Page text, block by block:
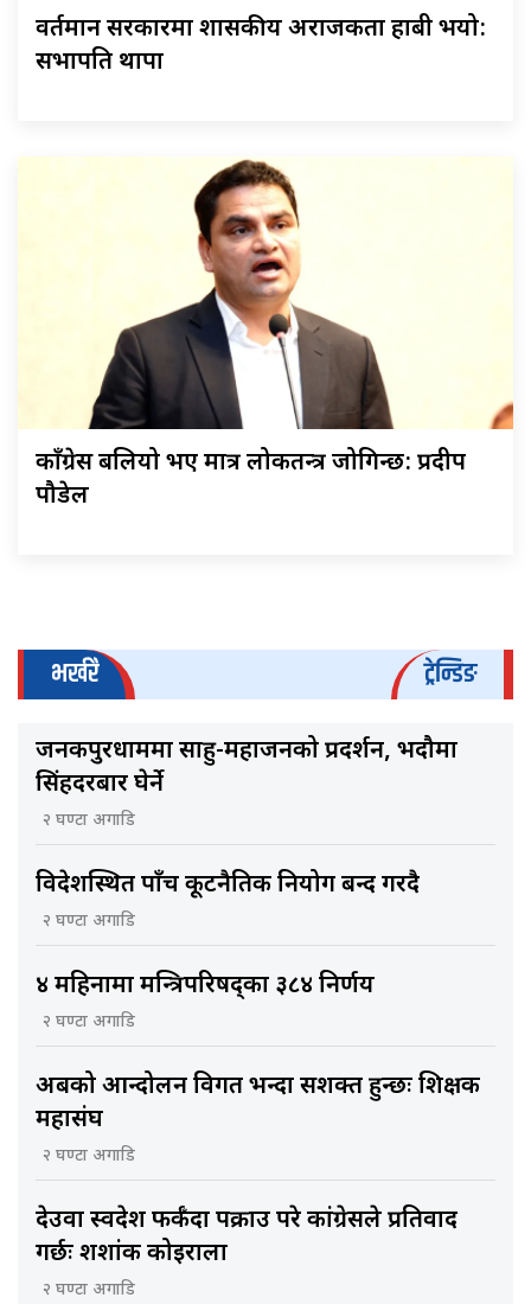
वर्तमान सरकारमा शासकीय अराजकता हाबी भयो:
सभापति थापा
काँग्रेस बलियो भए मात्र लोकतन्त्र जोगिन्छ: प्रदीप
पौडेल
भर्खरै ट्रेन्डिङ
जनकपुरधाममा साहु-महाजनको प्रदर्शन, भदौमा
सिंहदरबार घेर्ने
२ घण्टा अगाडि
विदेशस्थित पाँच कूटनैतिक नियोग बन्द गरिँदै
२ घण्टा अगाडि
४ महिनामा मन्त्रिपरिषद्का ३८४ निर्णय
२ घण्टा अगाडि
अबको आन्दोलन विगत भन्दा सशक्त हुन्छः शिक्षक
महासंघ
२ घण्टा अगाडि
देउवा स्वदेश फर्कँदा पक्राउ परे कांग्रेसले प्रतिवाद
गर्छः शशांक कोइराला
२ घण्टा अगाडि